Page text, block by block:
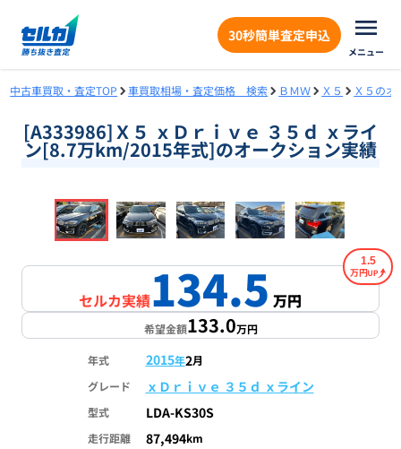
30秒簡単査定申込
メニュー
中古車買取・査定TOP 車買取相場・査定価格 検索 ＢＭＷ Ｘ５ Ｘ５の
[A333986]Ｘ５ ｘＤｒｉｖｅ ３５ｄ ｘライ
ン[8.7万km/2015年式]のオークション実績
1/18
セルカ実績134.5万円
1.5
万円
希望金額133.0万円
年式 2015年2月
グレード
ｘＤｒｉｖｅ ３５ｄ ｘライン
型式 LDA-KS30S
走行距離 87,494km